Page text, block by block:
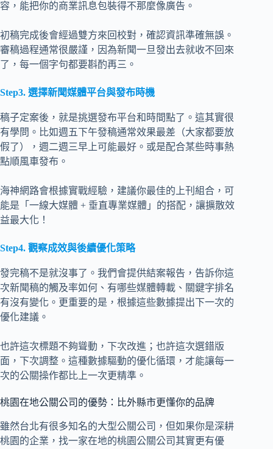
容，能把你的商業訊息包裝得不那麼像廣告。
初稿完成後會經過雙方來回校對，確認資訊準確無誤。
審稿過程通常很嚴謹，因為新聞一旦發出去就收不回來
了，每一個字句都要斟酌再三。
Step3. 選擇新聞媒體平台與發布時機
稿子定案後，就是挑選發布平台和時間點了。這其實很
有學問。比如週五下午發稿通常效果最差（大家都要放
假了），週二週三早上可能最好。或是配合某些時事熱
點順風車發布。
海神網路會根據實戰經驗，建議你最佳的上刊組合，可
能是「一線大媒體 + 垂直專業媒體」的搭配，讓擴散效
益最大化！
Step4. 觀察成效與後續優化策略
發完稿不是就沒事了。我們會提供結案報告，告訴你這
次新聞稿的觸及率如何、有哪些媒體轉載、關鍵字排名
有沒有變化。更重要的是，根據這些數據提出下一次的
優化建議。
也許這次標題不夠聳動，下次改進；也許這次選錯版
面，下次調整。這種數據驅動的優化循環，才能讓每一
次的公關操作都比上一次更精準。
桃園在地公關公司的優勢：比外縣市更懂你的品牌
雖然台北有很多知名的大型公關公司，但如果你是深耕
桃園的企業，找一家在地的桃園公關公司其實更有優